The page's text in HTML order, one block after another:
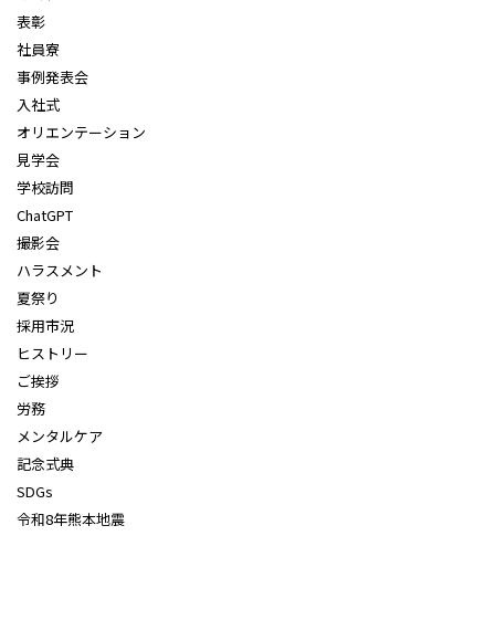
表彰
社員寮
事例発表会
入社式
オリエンテーション
見学会
学校訪問
ChatGPT
撮影会
ハラスメント
夏祭り
採用市況
ヒストリー
ご挨拶
労務
メンタルケア
記念式典
SDGs
令和8年熊本地震